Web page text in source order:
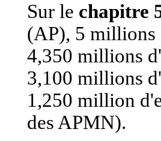
Sur le chapitre
(AP), 5 millions
4,350 millions
3,100 millions
1,250 million
des APMN).